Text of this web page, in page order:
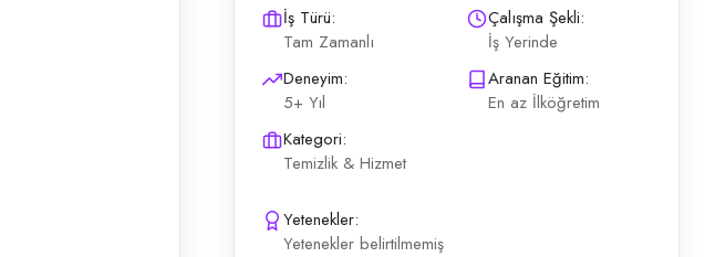
İş Türü:
Tam Zamanlı
Çalışma Şekli:
İş Yerinde
Deneyim:
5+ Yıl
Aranan Eğitim:
En az İlköğretim
Kategori:
Temizlik & Hizmet
Yetenekler:
Yetenekler belirtilmemiş